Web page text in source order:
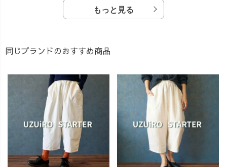
もっと見る
同じブランドのおすすめ商品